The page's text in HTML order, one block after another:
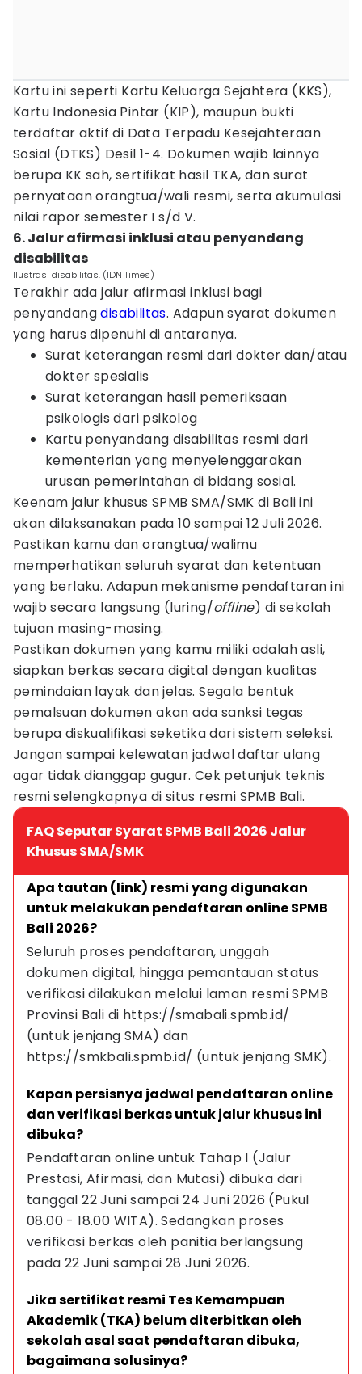
Kartu ini seperti Kartu Keluarga Sejahtera (KKS),
Kartu Indonesia Pintar (KIP), maupun bukti
terdaftar aktif di Data Terpadu Kesejahteraan
Sosial (DTKS) Desil 1-4. Dokumen wajib lainnya
berupa KK sah, sertifikat hasil TKA, dan surat
pernyataan orangtua/wali resmi, serta akumulasi
nilai rapor semester I s/d V.
6. Jalur afirmasi inklusi atau penyandang
disabilitas
Ilustrasi disabilitas. (IDN Times)
Terakhir ada jalur afirmasi inklusi bagi
penyandangdisabilitas. Adapun syarat dokumen
yang harus dipenuhi di antaranya.
Surat keterangan resmi dari dokter dan/atau
dokter spesialis
Surat keterangan hasil pemeriksaan
psikologis dari psikolog
Kartu penyandang disabilitas resmi dari
kementerian yang menyelenggarakan
urusan pemerintahan di bidang sosial.
Keenam jalur khusus SPMB SMA/SMK di Bali ini
akan dilaksanakan pada 10 sampai 12 Juli 2026.
Pastikan kamu dan orangtua/walimu
memperhatikan seluruh syarat dan ketentuan
yang berlaku. Adapun mekanisme pendaftaran ini
wajib secara langsung (luring/offline) di sekolah
tujuan masing-masing.
Pastikan dokumen yang kamu miliki adalah asli,
siapkan berkas secara digital dengan kualitas
pemindaian layak dan jelas. Segala bentuk
pemalsuan dokumen akan ada sanksi tegas
berupa diskualifikasi seketika dari sistem seleksi.
Jangan sampai kelewatan jadwal daftar ulang
agar tidak dianggap gugur. Cek petunjuk teknis
resmi selengkapnya di situs resmi SPMB Bali.
FAQ Seputar Syarat SPMB Bali 2026 Jalur
Khusus SMA/SMK
Apa tautan (link) resmi yang digunakan
untuk melakukan pendaftaran online SPMB
Bali 2026?
Seluruh proses pendaftaran, unggah
dokumen digital, hingga pemantauan status
verifikasi dilakukan melalui laman resmi SPMB
Provinsi Bali di https://smabali.spmb.id/
(untuk jenjang SMA) dan
https://smkbali.spmb.id/ (untuk jenjang SMK).
Kapan persisnya jadwal pendaftaran online
dan verifikasi berkas untuk jalur khusus ini
dibuka?
Pendaftaran online untuk Tahap I (Jalur
Prestasi, Afirmasi, dan Mutasi) dibuka dari
tanggal 22 Juni sampai 24 Juni 2026 (Pukul
08.00 - 18.00 WITA). Sedangkan proses
verifikasi berkas oleh panitia berlangsung
pada 22 Juni sampai 28 Juni 2026.
Jika sertifikat resmi Tes Kemampuan
Akademik (TKA) belum diterbitkan oleh
sekolah asal saat pendaftaran dibuka,
bagaimana solusinya?